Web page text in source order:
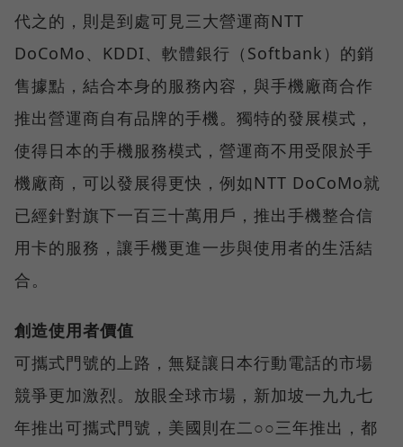
代之的，則是到處可見三大營運商NTT
DoCoMo、KDDI、軟體銀行（Softbank）的銷
售據點，結合本身的服務內容，與手機廠商合作
推出營運商自有品牌的手機。獨特的發展模式，
使得日本的手機服務模式，營運商不用受限於手
機廠商，可以發展得更快，例如NTT DoCoMo就
已經針對旗下一百三十萬用戶，推出手機整合信
用卡的服務，讓手機更進一步與使用者的生活結
合。
創造使用者價值
可攜式門號的上路，無疑讓日本行動電話的市場
競爭更加激烈。放眼全球市場，新加坡一九九七
年推出可攜式門號，美國則在二○○三年推出，都